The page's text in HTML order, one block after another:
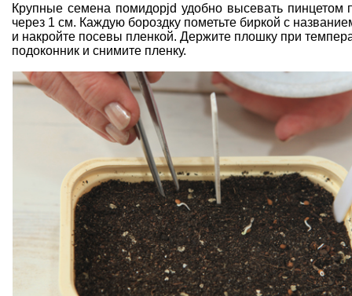
Крупные семена помидорjd удобно высевать пинцетом
через 1 см. Каждую бороздку пометьте биркой с
и накройте посевы пленкой. Держите плошку при
подоконник и снимите пленку.